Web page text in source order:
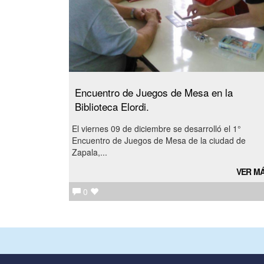
Encuentro de Juegos de Mesa en la
Biblioteca Elordi.
El viernes 09 de diciembre se desarrolló el 1°
Encuentro de Juegos de Mesa de la ciudad de
Zapala,...
VER
0